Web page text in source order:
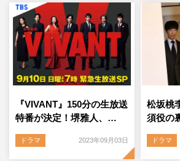
『VIVANT』150分の生放送
特番が決定！堺雅人、…
ドラマ 2023年09月03日
松坂桃
須役の
ドラマ